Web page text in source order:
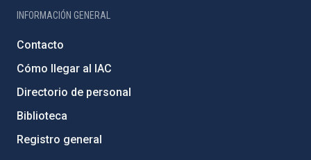
INFORMACIÓN GENERAL
Contacto
Cómo llegar al IAC
Directorio de personal
Biblioteca
Registro general